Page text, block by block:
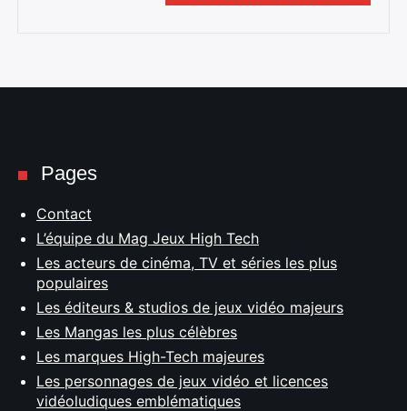
Pages
Contact
L’équipe du Mag Jeux High Tech
Les acteurs de cinéma, TV et séries les plus
populaires
Les éditeurs & studios de jeux vidéo majeurs
Les Mangas les plus célèbres
Les marques High-Tech majeures
Les personnages de jeux vidéo et licences
vidéoludiques emblématiques